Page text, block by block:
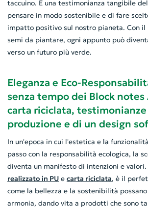
taccuino. È una testimonianza tangibile
pensare in modo sostenibile e di fare
impatto positivo sul nostro pianeta. Con il
semi da piantare, ogni appunto può
verso un futuro più verde.
Eleganza e Eco-
senza tempo dei Block notes
carta riciclata,
produzione e di un design
In un'epoca in cui l'estetica e la
passo con la responsabilità ecologica, la
diventa un manifesto di intenzioni e valori.
realizzato in PU e carta riciclata, è il
come la bellezza e la sostenibilità
armonia, dando vita a prodotti che sono